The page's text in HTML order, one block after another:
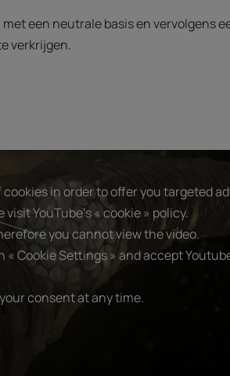
een neutrale basis en vervolgens
verkrijgen.
in order to offer you targeted
YouTube's « cookie » policy.
you cannot view the video.
Cookie Settings » and accept
consent at any time.